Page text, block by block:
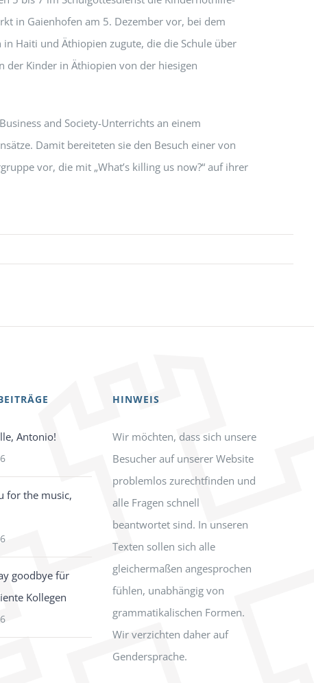
in Gaienhofen am 5. Dezember vor, bei dem
Haiti und Äthiopien zugute, die die Schule über
der Kinder in Äthiopien von der hiesigen
and Society-Unterrichts an einem
Damit bereiteten sie den Besuch einer von
vor, die mit „What’s killing us now?“ auf ihrer
Antonio!
for the music,
goodbye für
Kollegen
HINWEIS
Wir möchten, dass sich unsere
Besucher auf unserer Website
problemlos zurechtfinden und
alle Fragen schnell
beantwortet sind. In unseren
Texten sollen sich alle
gleichermaßen angesprochen
fühlen, unabhängig von
grammatikalischen Formen.
Wir verzichten daher auf
Gendersprache.